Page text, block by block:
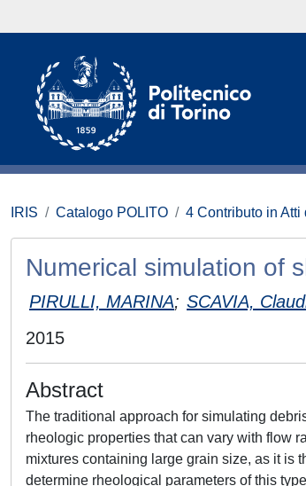
IRIS Catalogo POLITO 4 Contributo in
Numerical simulation of
PIRULLI, MARINA; SCAVIA,
2015
Abstract
The traditional approach for simulating
rheologic properties that can vary with flow
mixtures containing large grain size, as it is
determine rheological parameters of this